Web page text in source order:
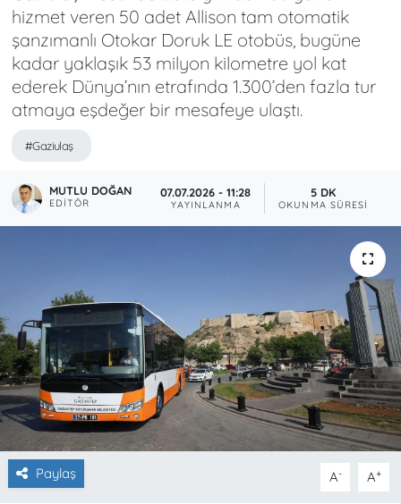
hizmet veren 50 adet Allison tam otomatik
şanzımanlı Otokar Doruk LE otobüs, bugüne
kadar yaklaşık 53 milyon kilometre yol kat
ederek Dünya’nın etrafında 1.300’den fazla tur
atmaya eşdeğer bir mesafeye ulaştı.
#Gaziulaş
MUTLU DOĞAN
EDITÖR
07.07.2026 - 11:28
YAYINLANMA
5 DK
OKUNMA SÜRESI
Paylaş A- A+